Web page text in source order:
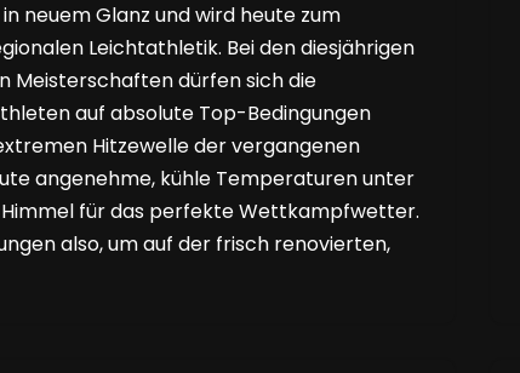
neuem Glanz und wird heute zum
Leichtathletik. Bei den diesjährigen
Meisterschaften dürfen sich die
auf absolute Top-Bedingungen
Hitzewelle der vergangenen
angenehme, kühle Temperaturen unter
für das perfekte Wettkampfwetter.
also, um auf der frisch renovierten,